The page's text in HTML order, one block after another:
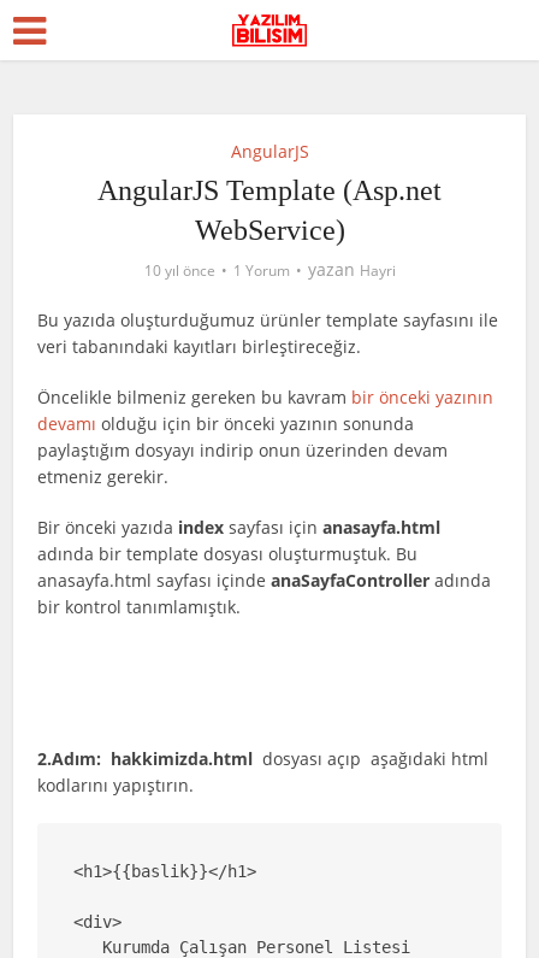
AngularJS
AngularJS Template (Asp.net
WebService)
10 yıl önce 1 Yorum yazan Hayri
Bu yazıda oluşturduğumuz ürünler template sayfasını ile
veri tabanındaki kayıtları birleştireceğiz.
Öncelikle bilmeniz gereken bu kavram bir önceki yazının
devamı olduğu için bir önceki yazının sonunda
paylaştığım dosyayı indirip onun üzerinden devam
etmeniz gerekir.
Bir önceki yazıda index sayfası için anasayfa.html
adında bir template dosyası oluşturmuştuk. Bu
anasayfa.html sayfası içindeanaSayfaController adında
bir kontrol tanımlamıştık.
2.Adım: hakkimizda.htmldosyası açıp aşağıdaki html
kodlarını yapıştırın.
<h1>{{baslik}}</h1>
<div>
Kurumda Çalışan Personel Listesi